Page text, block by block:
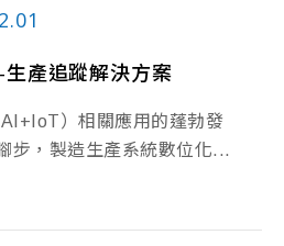
產追蹤解決方案
）相關應用的蓬勃發
步，製造生產系統數位化...